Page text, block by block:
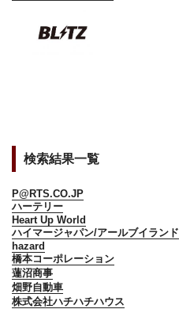
検索結果一覧
P@RTS.CO.JP
ハーテリー
Heart Up World
ハイマージャパン/アールブイランド
hazard
橋本コーポレーション
蓮沼商事
畑野自動車
株式会社ハチハチハウス